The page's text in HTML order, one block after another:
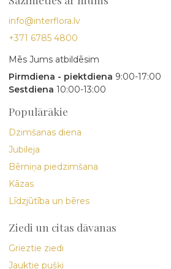
info@interflora.lv
+371 6785 4800
Mēs Jums atbildēsim
Pirmdiena - piektdiena 9:00-17:00
Sestdiena 10:00-13:00
Populārākie
Dzimšanas diena
Jubileja
Bērniņa piedzimšana
Kāzas
Līdzjūtība un bēres
Ziedi un citas dāvanas
Grieztie ziedi
Jauktie pušķi